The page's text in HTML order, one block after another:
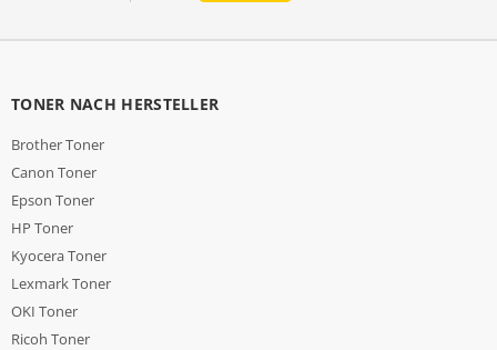
TONER NACH HERSTELLER
Brother Toner
Canon Toner
Epson Toner
HP Toner
Kyocera Toner
Lexmark Toner
OKI Toner
Ricoh Toner